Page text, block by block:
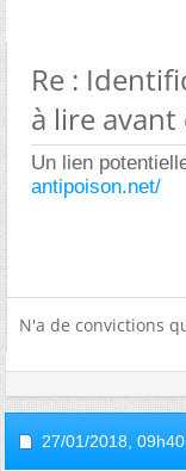
Re :
à lire
Un lien
antipoison.net/
N'a de convictions
27/01/2018, 09h40